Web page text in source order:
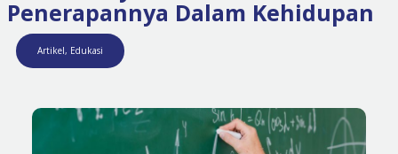
Penerapannya Dalam Kehidupan
Artikel, Edukasi